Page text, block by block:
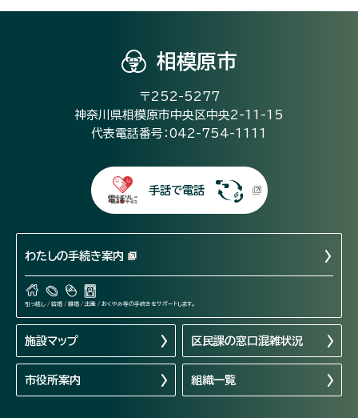
相模原市
〒252-5277
神奈川県相模原市中央区中央2-11-15
代表電話番号：042-754-1111
手話で電話
わたしの手続き案内
引っ越し / 結婚 / 離婚 / 出産 / おくやみ等の手続きをサポートします。
施設マップ 区民課の窓口混雑状況
市役所案内 組織一覧